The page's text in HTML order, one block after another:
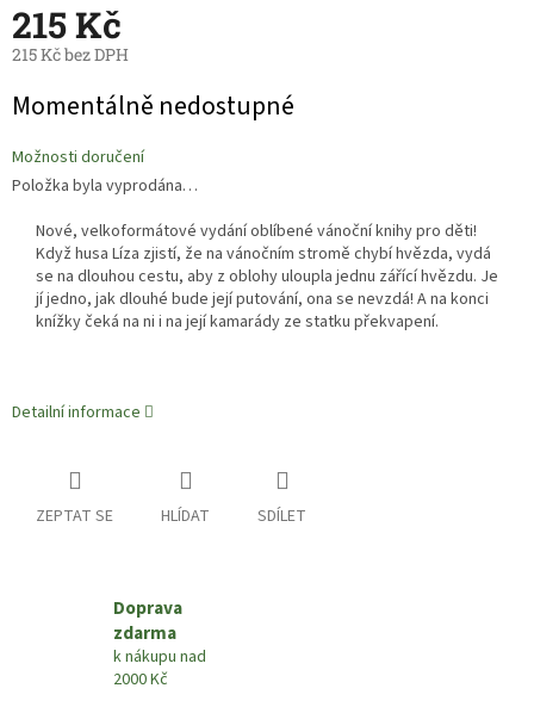
215 Kč
215 Kč bez DPH
cena:
Momentálně nedostupné
Možnosti doručení
Položka byla vyprodána…
Nové, velkoformátové vydání oblíbené vánoční knihy pro děti!
Když husa Líza zjistí, že na vánočním stromě chybí hvězda, vydá
se na dlouhou cestu, aby z oblohy uloupla jednu zářící hvězdu. Je
jí jedno, jak dlouhé bude její putování, ona se nevzdá! A na konci
knížky čeká na ni i na její kamarády ze statku překvapení.
Detailní informace
ZEPTAT SE HLÍDAT SDÍLET
Doprava
zdarma
k nákupu nad
2000 Kč